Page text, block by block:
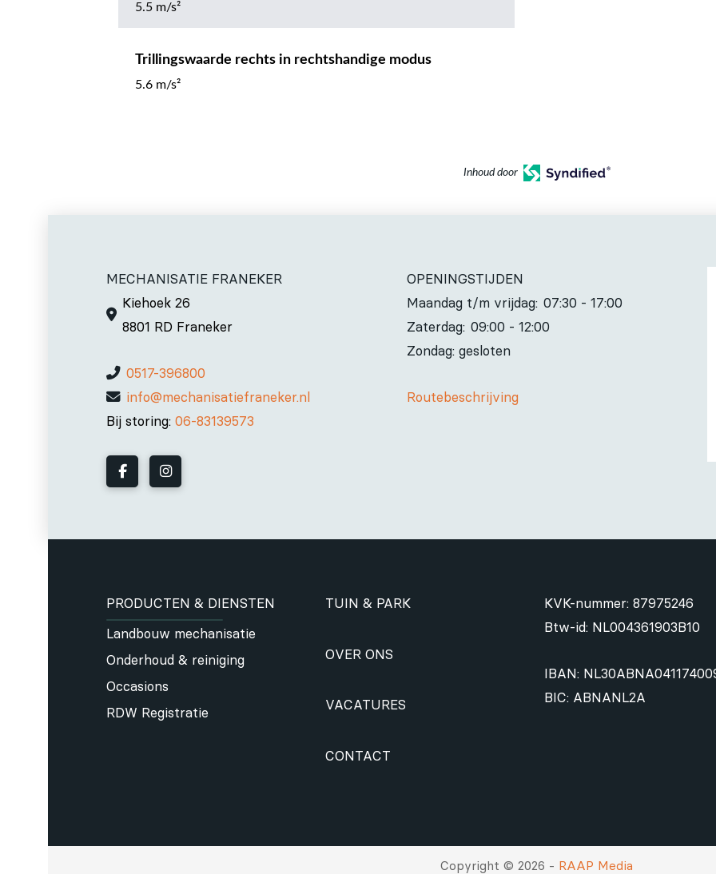
5.5 m/s²
Trillingswaarde rechts in rechtshandige modus
5.6 m/s²
Inhoud door
MECHANISATIE FRANEKER
Kiehoek 26
8801 RD Franeker
0517-396800
info@mechanisatiefraneker.nl
Bij storing:06-83139573
OPENINGSTIJDEN
Maandag t/m vrijdag: 07:30 - 17:00
Zaterdag: 09:00 - 12:00
Zondag: gesloten
Routebeschrijving
PRODUCTEN & DIENSTEN
Landbouw mechanisatie
Onderhoud & reiniging
Occasions
RDW Registratie
TUIN & PARK
OVER ONS
VACATURES
CONTACT
KVK-nummer: 87975246
Btw-id: NL004361903B10
IBAN:
BIC: ABNANL2A
Copyright © 2026 - RAAP Media